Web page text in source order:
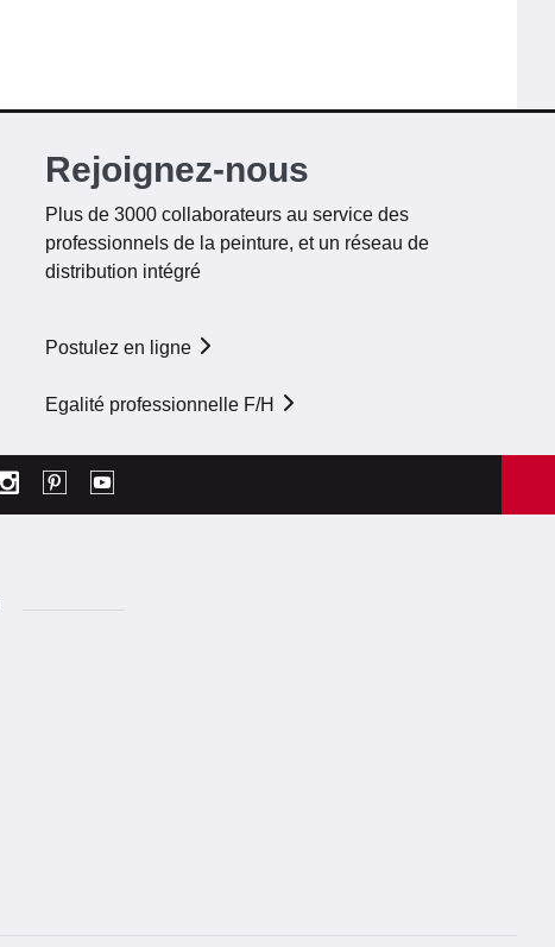
Rejoignez-nous
Plus de 3000 collaborateurs au service des
professionnels de la peinture, et un réseau de
distribution intégré
Postulez en ligne
Egalité professionnelle F/H